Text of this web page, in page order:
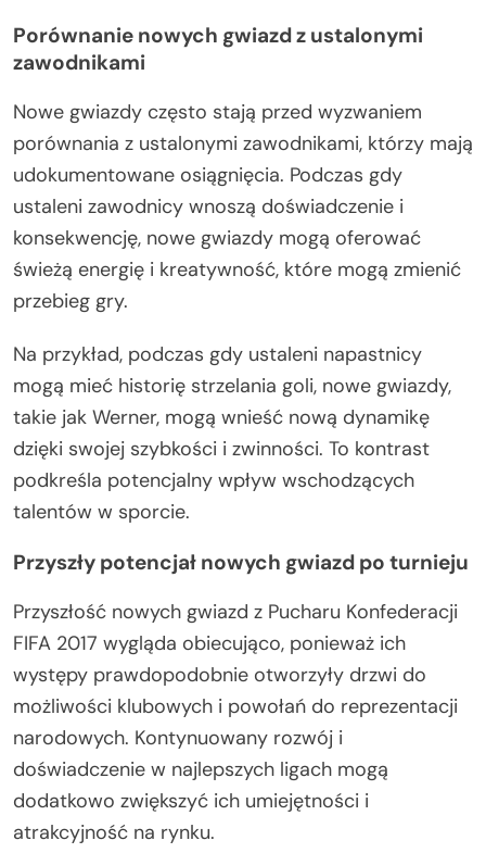
Porównanie nowych gwiazd z ustalonymi
zawodnikami
Nowe gwiazdy często stają przed wyzwaniem
porównania z ustalonymi zawodnikami, którzy mają
udokumentowane osiągnięcia. Podczas gdy
ustaleni zawodnicy wnoszą doświadczenie i
konsekwencję, nowe gwiazdy mogą oferować
świeżą energię i kreatywność, które mogą zmienić
przebieg gry.
Na przykład, podczas gdy ustaleni napastnicy
mogą mieć historię strzelania goli, nowe gwiazdy,
takie jak Werner, mogą wnieść nową dynamikę
dzięki swojej szybkości i zwinności. To kontrast
podkreśla potencjalny wpływ wschodzących
talentów w sporcie.
Przyszły potencjał nowych gwiazd po turnieju
Przyszłość nowych gwiazd z Pucharu Konfederacji
FIFA 2017 wygląda obiecująco, ponieważ ich
występy prawdopodobnie otworzyły drzwi do
możliwości klubowych i powołań do reprezentacji
narodowych. Kontynuowany rozwój i
doświadczenie w najlepszych ligach mogą
dodatkowo zwiększyć ich umiejętności i
atrakcyjność na rynku.